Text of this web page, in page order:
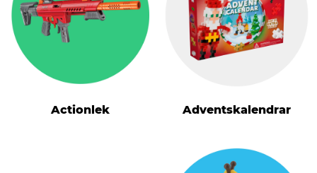
Actionlek Adventskalendrar